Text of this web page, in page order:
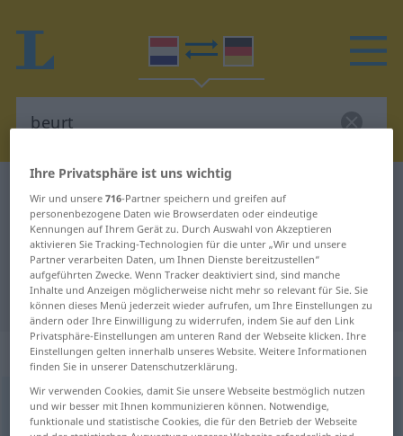
Niederländisch-Deutsch
Übersetzung für "beurt"
"beurt" Deutsch Übersetzung
„beurt“: zelfstandig naamwoord
beurt [bøːrt]subst
Ihre Privatsphäre ist uns wichtig
Wir und unsere716-Partner speichern und greifen auf
personenbezogene Daten wie Browserdaten oder eindeutige
Kennungen auf Ihrem Gerät zu. Durch Auswahl von Akzeptieren
aktivieren Sie Tracking-Technologien für die unter „Wir und unsere
Partner verarbeiten Daten, um Ihnen Dienste bereitzustellen“
aufgeführten Zwecke. Wenn Tracker deaktiviert sind, sind manche
Inhalte und Anzeigen möglicherweise nicht mehr so relevant für Sie. Sie
können dieses Menü jederzeit wieder aufrufen, um Ihre Einstellungen zu
ändern oder Ihre Einwilligung zu widerrufen, indem Sie auf den Link
Privatsphäre-Einstellungen am unteren Rand der Webseite klicken. Ihre
Einstellungen gelten innerhalb unseres Website. Weitere Informationen
finden Sie in unserer Datenschutzerklärung.
Wir verwenden Cookies, damit Sie unsere Webseite bestmöglich nutzen
und wir besser mit Ihnen kommunizieren können. Notwendige,
funktionale und statistische Cookies, die für den Betrieb der Webseite